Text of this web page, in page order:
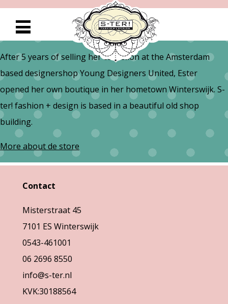
After 5 years of selling her collection at the Amsterdam
based designershop Young Designers United, Ester
opened her own boutique in her hometown Winterswijk. S-
ter! fashion + design is based in a beautiful old shop
building.
More about de store
Contact
Misterstraat 45
7101 ES Winterswijk
0543-461001
06 2696 8550
info@s-ter.nl
KVK:30188564